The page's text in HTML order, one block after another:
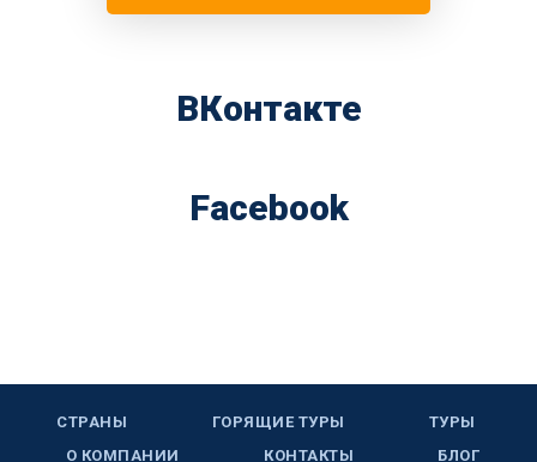
ВКонтакте
Facebook
СТРАНЫ ГОРЯЩИЕ ТУРЫ
ТУРЫ
О КОМПАНИИ
КОНТАКТЫ БЛОГ